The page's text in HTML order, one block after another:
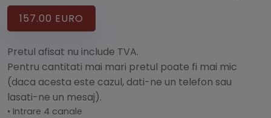
157.00 EURO
Pretul afisat nu include TVA.
Pentru cantitati mai mari pretul poate fi mai mic
(daca acesta este cazul, dati-ne un telefon sau
lasati-ne un mesaj).
• Intrare 4 canale